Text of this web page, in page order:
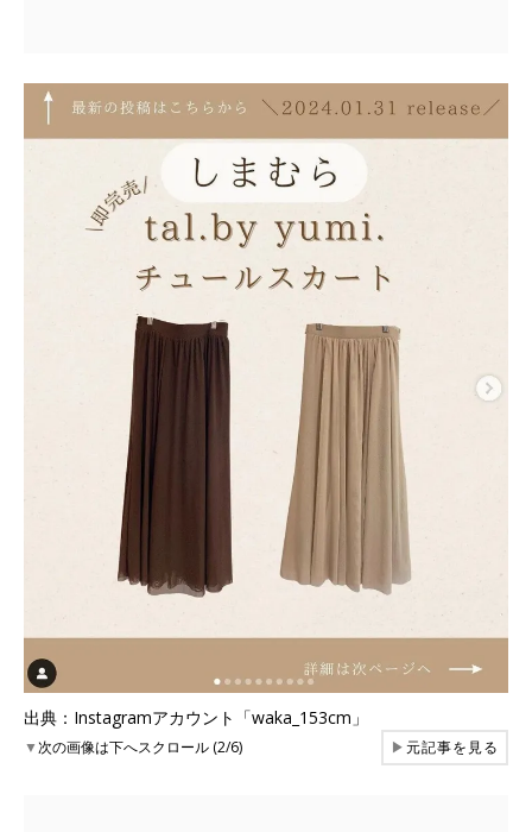
出典：Instagramアカウント「waka_153cm」
▼次の画像は下へスクロール (2/6) ▶元記事を見る